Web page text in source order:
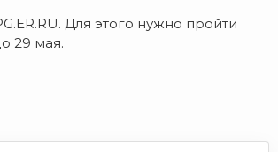
Для этого нужно пройти
29 мая.